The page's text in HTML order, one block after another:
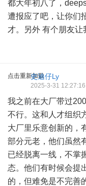
都大年初八了，
遭报应了吧，让你们
才。另外 有个朋友
点击重新加载史迪仔Ly
2025-3-31 12:27:16
我之前在大厂带过
不行。这和人才组织
大厂里乐意创新的，
部分元老，他们虽然
已经脱离一线，不掌
态。他们有时候会提
的，但难免是不完善